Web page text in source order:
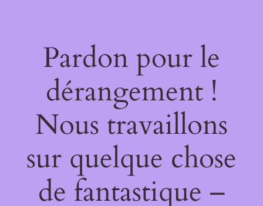
Pardon pour le
dérangement !
Nous travaillons
sur quelque chose
de fantastique –